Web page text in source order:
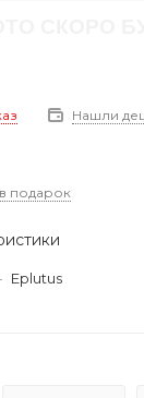
Нашли
подарок
Eplutus